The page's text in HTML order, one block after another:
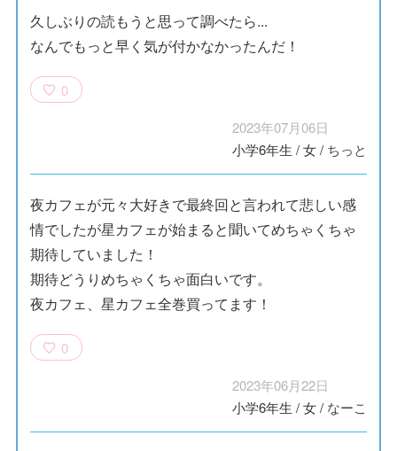
久しぶりの読もうと思って調べたら...
なんでもっと早く気が付かなかったんだ！
0
2023年07月06日
小学6年生 /女/ ちっと
夜カフェが元々大好きで最終回と言われて悲しい感
情でしたが星カフェが始まると聞いてめちゃくちゃ
期待していました！
期待どうりめちゃくちゃ面白いです。
夜カフェ、星カフェ全巻買ってます！
0
2023年06月22日
小学6年生 /女/ なーこ